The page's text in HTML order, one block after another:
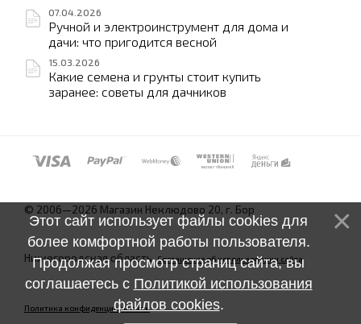
07.04.2026
Ручной и электроинструмент для дома и
дачи: что пригодится весной
15.03.2026
Какие семена и грунты стоит купить
заранее: советы для дачников
© 2006—2026 Магазин Неклюдово 20, г. Бор
Нижегородская область.Соглашение об использовании сайта
Политика конфиденциальности
Этот сайт использует файлы cookies для
более комфортной работы пользователя.
Продолжая просмотр страниц сайта, вы
соглашаетесь с Политикой использования
файлов cookies.